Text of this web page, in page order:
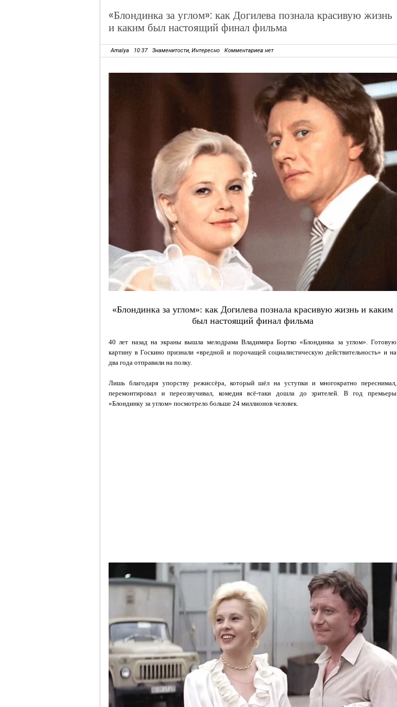
«Блондинка за углом»: как Догилева познала красивую жизнь
и каким был настоящий финал фильма
Amalya 10:37 Знаменитости, Интересно Комментариев нет
«Блондинка за углом»: как Догилева познала красивую жизнь и каким
был настоящий финал фильма
40 лет назад на экраны вышла мелодрама Владимира Бортко «Блондинка за углом». Готовую
картину в Госкино признали «вредной и порочащей социалистическую действительность» и на
два года отправили на полку.
Лишь благодаря упорству режиссёра, который шёл на уступки и многократно переснимал,
перемонтировал и переозвучивал, комедия всё-таки дошла до зрителей. В год премьеры
«Блондинку за углом» посмотрело больше 24 миллионов человек.